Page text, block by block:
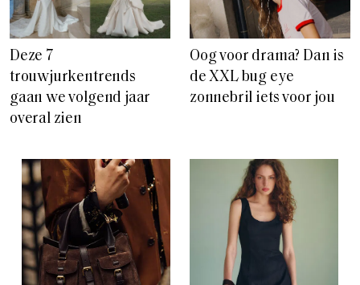
Deze 7
trouwjurkentrends
gaan we volgend jaar
overal zien
Oog voor drama? Dan is
de XXL bug eye
zonnebril iets voor jou